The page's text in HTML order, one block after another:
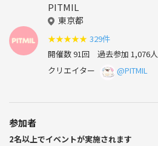
PITMIL
東京都
★★★★★ 329件
開催数 91回 過去参加 1,076人
クリエイター
@PITMIL
参加者
2名以上でイベントが実施されます